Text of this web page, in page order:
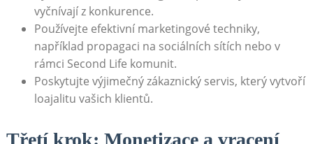
vyčnívají z konkurence.
Používejte efektivní marketingové techniky,
například propagaci na sociálních sítích nebo v
rámci Second Life komunit.
Poskytujte výjimečný zákaznický servis, který vytvoří
loajalitu vašich klientů.
Třetí krok: Monetizace a vracení